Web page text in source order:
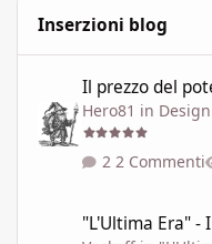
Inserzioni blog
Il prezzo del
Hero81 in
2 Commenti
"L'Ultima Era" -